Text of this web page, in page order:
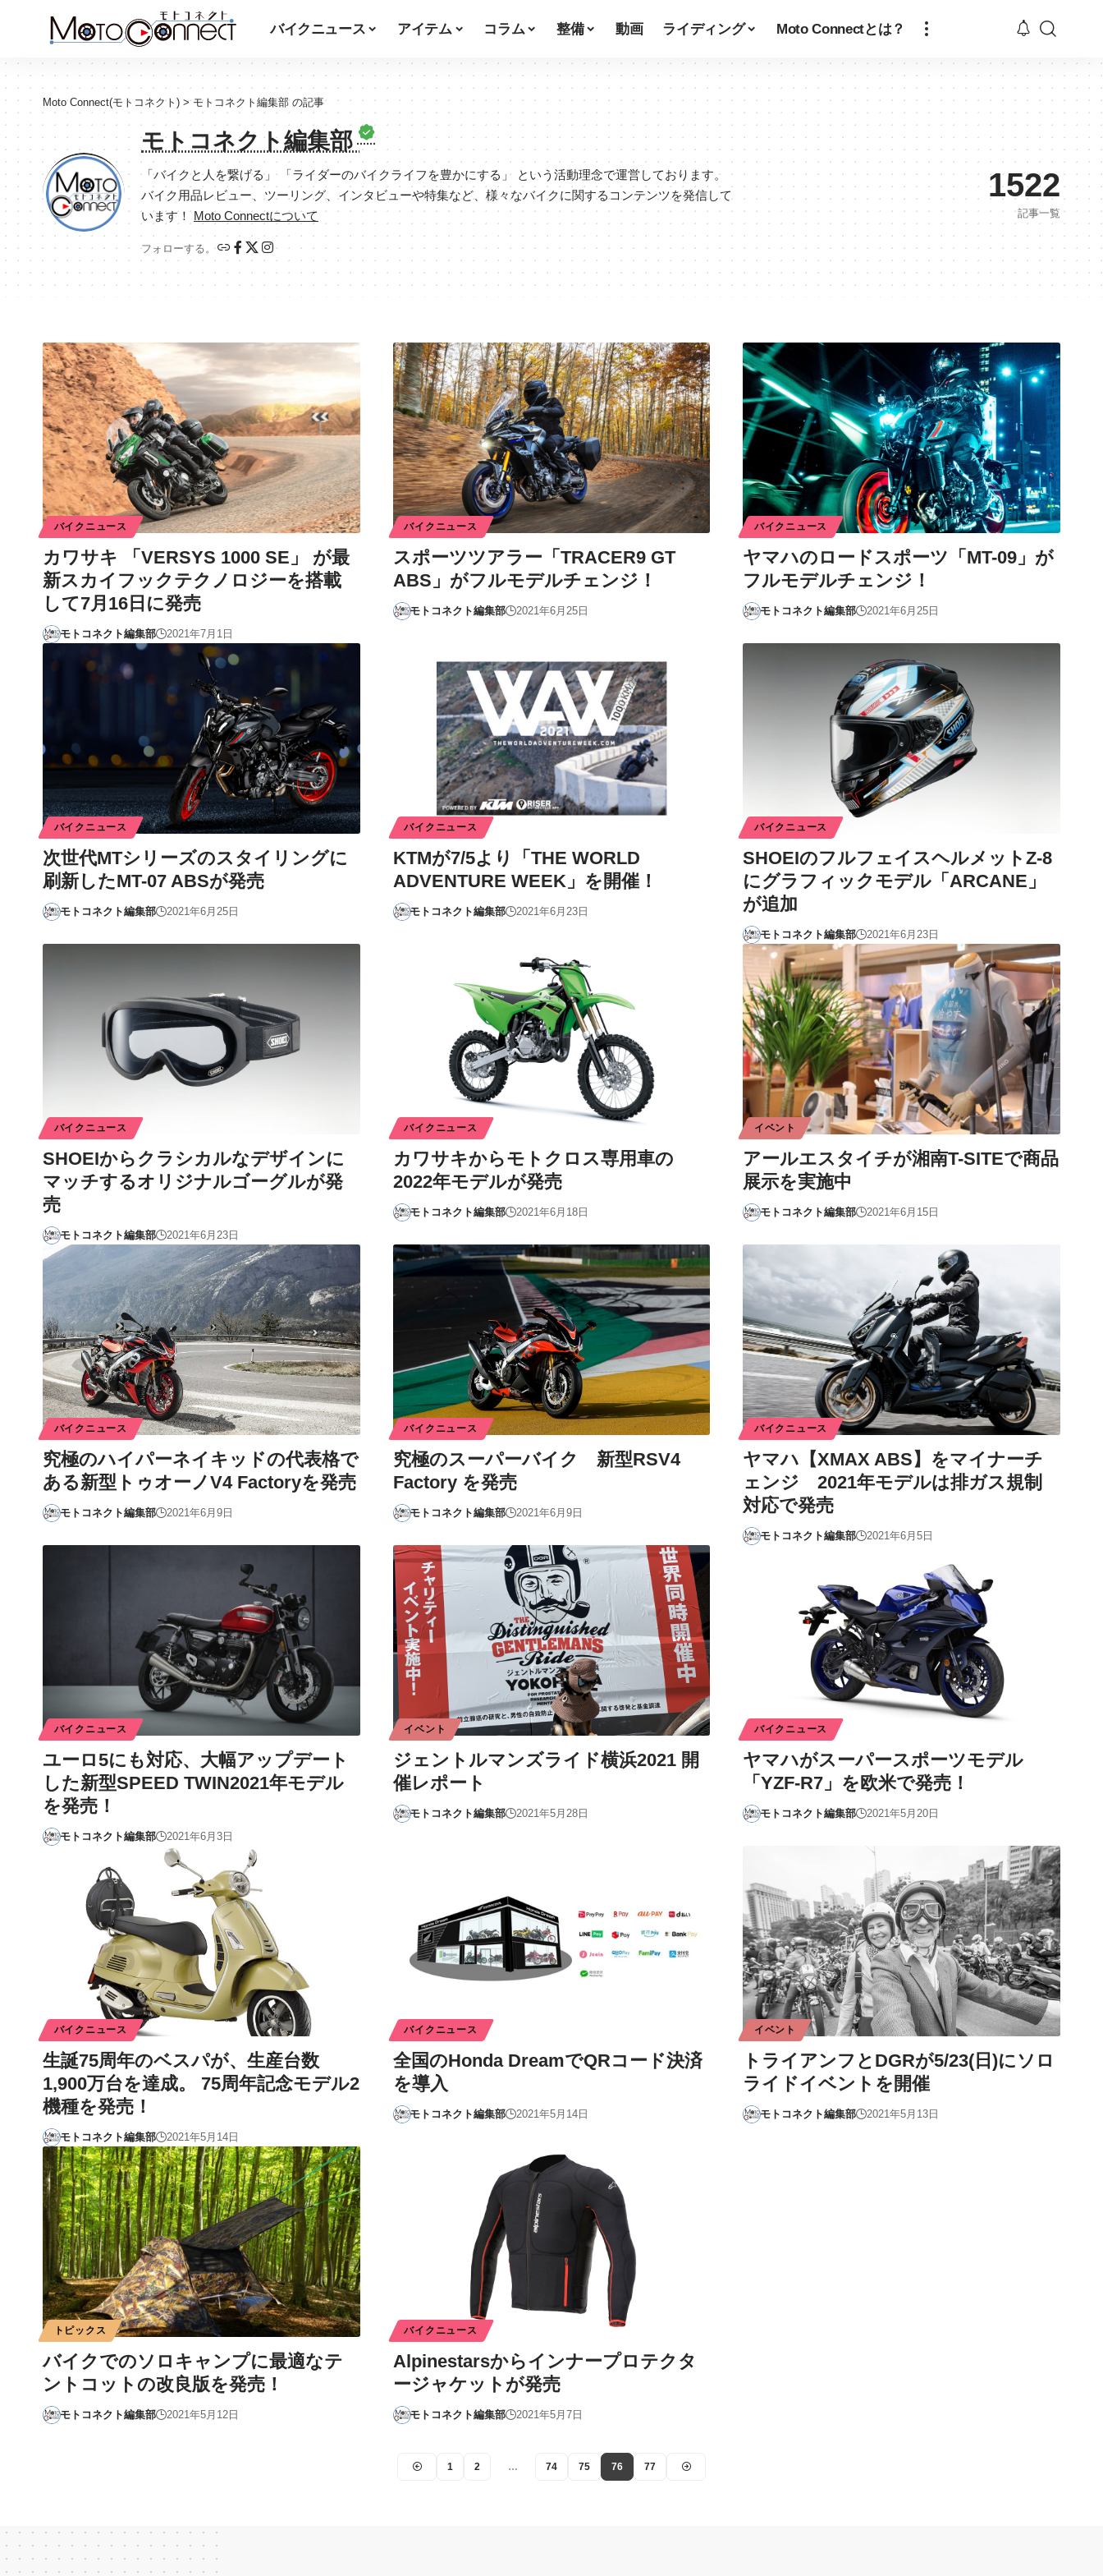
バイクニュース アイテム コラム 整備 動画 ライディング Moto Connectとは？
Moto Connect(モトコネクト) > モトコネクト編集部 の記事
モトコネクト編集部
「バイクと人を繋げる」 「ライダーのバイクライフを豊かにする」 という活動理念で運営しております。
バイク用品レビュー、ツーリング、インタビューや特集など、様々なバイクに関するコンテンツを発信して
います！ Moto Connectについて
フォローする。
1522
記事一覧
バイクニュース
カワサキ 「VERSYS 1000 SE」 が最
新スカイフックテクノロジーを搭載
して7月16日に発売
モトコネクト編集部 2021年7月1日
バイクニュース
スポーツツアラー「TRACER9 GT
ABS」がフルモデルチェンジ！
モトコネクト編集部 2021年6月25日
バイクニュース
ヤマハのロードスポーツ「MT-09」が
フルモデルチェンジ！
モトコネクト編集部 2021年6月25日
バイクニュース
次世代MTシリーズのスタイリングに
刷新したMT-07 ABSが発売
モトコネクト編集部 2021年6月25日
バイクニュース
KTMが7/5より「THE WORLD
ADVENTURE WEEK」を開催！
モトコネクト編集部 2021年6月23日
バイクニュース
SHOEIのフルフェイスヘルメットZ-8
にグラフィックモデル「ARCANE」
が追加
モトコネクト編集部 2021年6月23日
バイクニュース
SHOEIからクラシカルなデザインに
マッチするオリジナルゴーグルが発
売
モトコネクト編集部 2021年6月23日
バイクニュース
カワサキからモトクロス専用車の
2022年モデルが発売
モトコネクト編集部 2021年6月18日
イベント
アールエスタイチが湘南T-SITEで商品
展示を実施中
モトコネクト編集部 2021年6月15日
バイクニュース
究極のハイパーネイキッドの代表格で
ある新型トゥオーノV4 Factoryを発売
モトコネクト編集部 2021年6月9日
バイクニュース
究極のスーパーバイク 新型RSV4
Factory を発売
モトコネクト編集部 2021年6月9日
バイクニュース
ヤマハ【XMAX ABS】をマイナーチ
ェンジ 2021年モデルは排ガス規制
対応で発売
モトコネクト編集部 2021年6月5日
バイクニュース
ユーロ5にも対応、大幅アップデート
した新型SPEED TWIN2021年モデル
を発売！
モトコネクト編集部 2021年6月3日
イベント
ジェントルマンズライド横浜2021 開
催レポート
モトコネクト編集部 2021年5月28日
バイクニュース
ヤマハがスーパースポーツモデル
「YZF-R7」を欧米で発売！
モトコネクト編集部 2021年5月20日
バイクニュース
生誕75周年のベスパが、生産台数
1,900万台を達成。 75周年記念モデル2
機種を発売！
モトコネクト編集部 2021年5月14日
バイクニュース
全国のHonda DreamでQRコード決済
を導入
モトコネクト編集部 2021年5月14日
イベント
トライアンフとDGRが5/23(日)にソロ
ライドイベントを開催
モトコネクト編集部 2021年5月13日
トピックス
バイクでのソロキャンプに最適なテ
ントコットの改良版を発売！
モトコネクト編集部 2021年5月12日
バイクニュース
Alpinestarsからインナープロテクタ
ージャケットが発売
モトコネクト編集部 2021年5月7日
1 2 … 74 75 76 77